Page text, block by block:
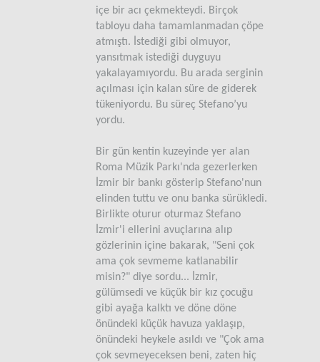
içe bir acı çekmekteydi. Birçok
tabloyu daha tamamlanmadan çöpe
atmıştı. İstediği gibi olmuyor,
yansıtmak istediği duyguyu
yakalayamıyordu. Bu arada serginin
açılması için kalan süre de giderek
tükeniyordu. Bu süreç Stefano’yu
yordu.
Bir gün kentin kuzeyinde yer alan
Roma Müzik Parkı'nda gezerlerken
İzmir bir bankı gösterip Stefano'nun
elinden tuttu ve onu banka sürükledi.
Birlikte oturur oturmaz Stefano
İzmir'i ellerini avuçlarına alıp
gözlerinin içine bakarak, "Seni çok
ama çok sevmeme katlanabilir
misin?" diye sordu... İzmir,
gülümsedi ve küçük bir kız çocuğu
gibi ayağa kalktı ve döne döne
önündeki küçük havuza yaklaşıp,
önündeki heykele asıldı ve "Çok ama
çok sevmeyeceksen beni, zaten hiç